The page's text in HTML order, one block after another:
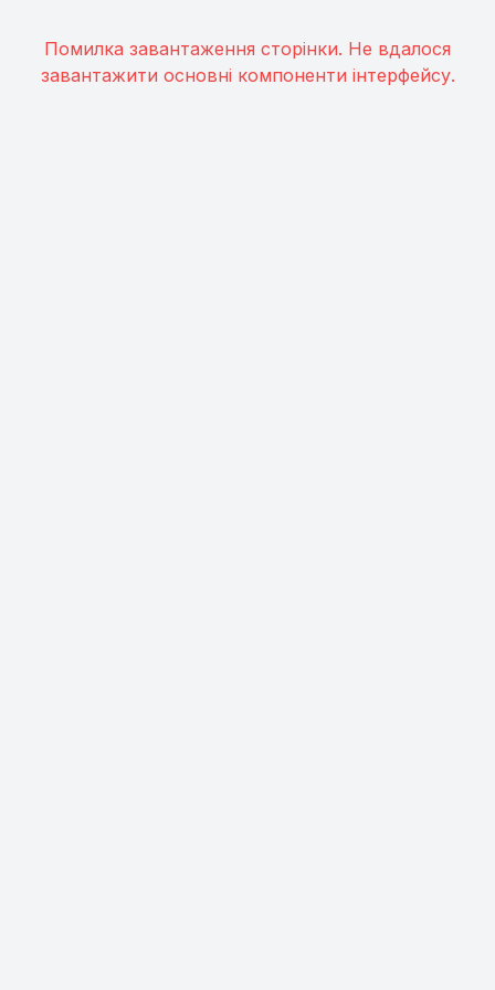
Помилка завантаження сторінки. Не вдалося
завантажити основні компоненти інтерфейсу.